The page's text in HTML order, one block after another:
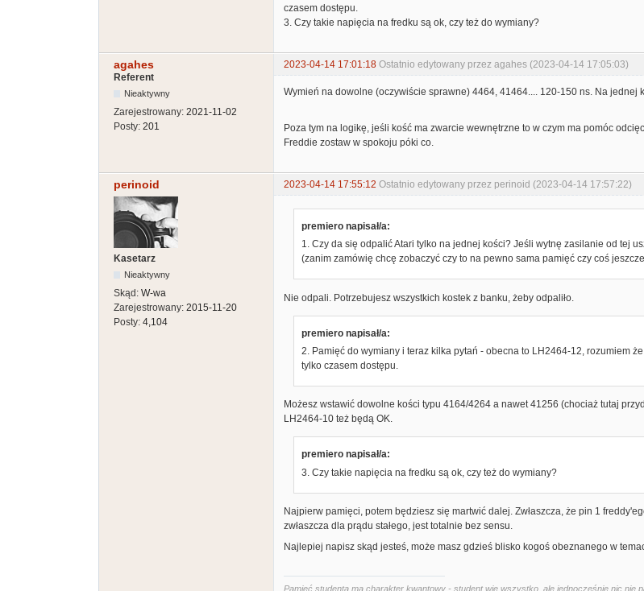
czasem dostępu.
3. Czy takie napięcia na fredku są ok, czy też do wymiany?
agahes 2023-04-14 17:01:18 Ostatnio edytowany przez agahes (2023-04-14 17:05:03)
Referent
Nieaktywny
Zarejestrowany: 2021-11-02
Posty: 201
Wymień na dowolne (oczywiście sprawne) 4464, 41464.... 120-150 ns. Na jednej
Poza tym na logikę, jeśli kość ma zwarcie wewnętrzne to w czym ma pomóc
Freddie zostaw w spokoju póki co.
perinoid 2023-04-14 17:55:12 Ostatnio edytowany przez perinoid (2023-04-14 17:57:22)
Kasetarz
Nieaktywny
Skąd: W-wa
Zarejestrowany: 2015-11-20
Posty: 4,104
premiero napisał/a:
1. Czy da się odpalić Atari tylko na jednej kości? Jeśli wytnę zasilanie od tej
(zanim zamówię chcę zobaczyć czy to na pewno sama pamięć czy coś
Nie odpali. Potrzebujesz wszystkich kostek z banku, żeby odpaliło.
premiero napisał/a:
2. Pamięć do wymiany i teraz kilka pytań - obecna to LH2464-12, rozumiem
tylko czasem dostępu.
Możesz wstawić dowolne kości typu 4164/4264 a nawet 41256 (chociaż tutaj
LH2464-10 też będą OK.
premiero napisał/a:
3. Czy takie napięcia na fredku są ok, czy też do wymiany?
Najpierw pamięci, potem będziesz się martwić dalej. Zwłaszcza, że pin 1
zwłaszcza dla prądu stałego, jest totalnie bez sensu.
Najlepiej napisz skąd jesteś, może masz gdzieś blisko kogoś obeznanego w
Pamięć studenta ma charakter kwantowy - student wie wszystko, ale jednocześnie nic nie